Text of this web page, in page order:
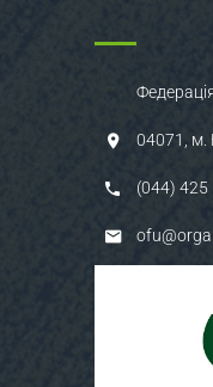
04071, м.
(044) 425